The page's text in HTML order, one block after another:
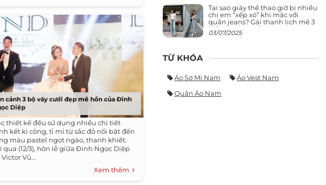
cảnh 3 bộ váy cưới đẹp mê hồn của Đinh
Diệp
thiết kế đều sử dụng nhiều chi tiết
kết kì công, tỉ mỉ từ sắc đỏ nổi bật đến
màu pastel ngọt ngào, thanh khiết.
qua (12/3), hôn lễ giữa Đinh Ngọc Diệp
Victor Vũ...
Xem thêm
Tại sao giày thể thao giờ bị nhiều
chị em “xếp xó” khi mặc với
quần jeans? Gái thanh lịch mê 3
kiểu này hơn hẳn
03/07/2025
TỪ KHÓA
Áo Sơ Mi Nam
Áo Vest Nam
Quần Áo Nam